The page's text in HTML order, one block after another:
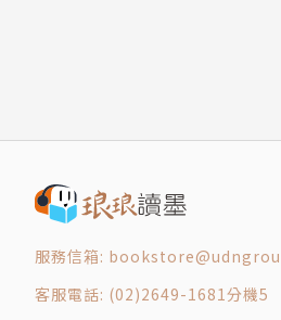
服務信箱:
客服電話: (02)2649-1681分機5